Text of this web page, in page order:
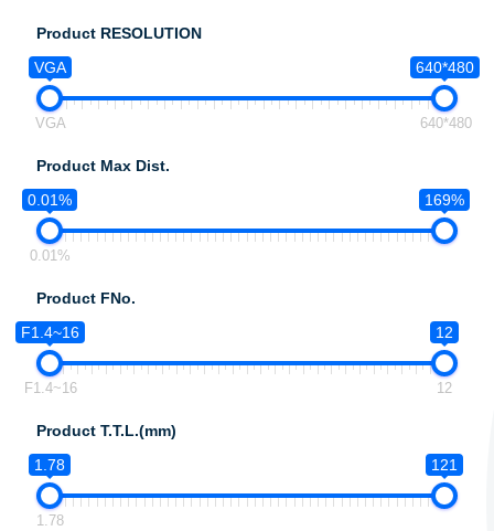
Product RESOLUTION
VGA
640*480
VGA 640*480
Product Max Dist.
0.01%
169%
0.01%
Product FNo.
F1.4~16
12
F1.4~16 12
Product T.T.L.(mm)
1.78
121
1.78